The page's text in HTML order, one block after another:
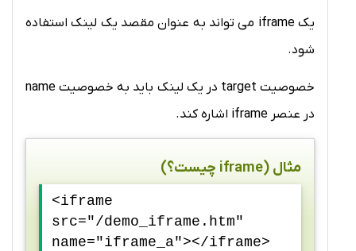
یک iframe می تواند به عنوان مقصد یک لینک استفاده
شود.
خصوصیت target در یک لینک باید به خصوصیت name
در عنصر iframe اشاره کند.
مثال (iframe چیست؟)
<iframe
src="/demo_iframe.htm"
name="iframe_a"></iframe>